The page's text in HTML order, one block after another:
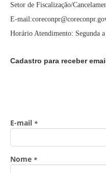
Setor de Fiscalização/
E-
Horário Atendimento: Segunda
Cadastro para receber